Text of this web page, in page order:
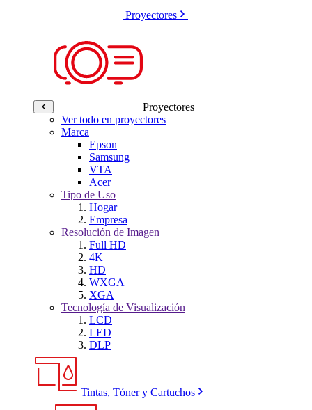
Proyectores
Proyectores
Ver todo en proyectores
Marca
Epson
Samsung
VTA
Acer
Tipo de Uso
Hogar
Empresa
Resolución de Imagen
Full HD
4K
HD
WXGA
XGA
Tecnología de Visualización
LCD
LED
DLP
Tintas, Tóner y Cartuchos